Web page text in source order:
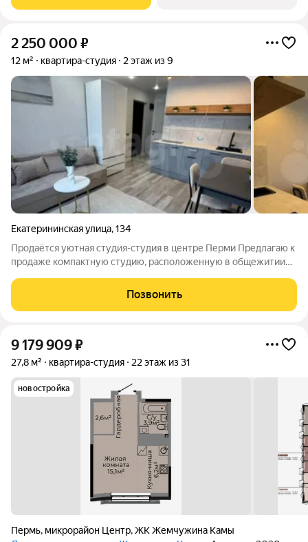
2 250 000 ₽
12 м² квартира-студия 2 этаж из 9
Екатерининская улица,134
Продаётся уютная студия-студия в центре Перми Предлагаю к
продаже компактную студию, расположенную в общежитии
требуется получение согласий от соседей, что значительно
упрощает и ускоряет процесс
Позвонить
9 179 909₽
27,8 м² квартира-студия 22 этаж из 31
новостройка
Пермь, микрорайон Центр,ЖК Жемчужина Камы